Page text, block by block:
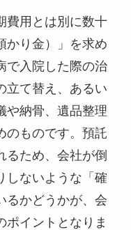
費用とは別に数十
かり金）」を求め
で入院した際の治
立て替え、あるい
や納骨、遺品整理
のものです。預託
るため、会社が倒
しないような「確
るかどうかが、会
ポイントとなりま